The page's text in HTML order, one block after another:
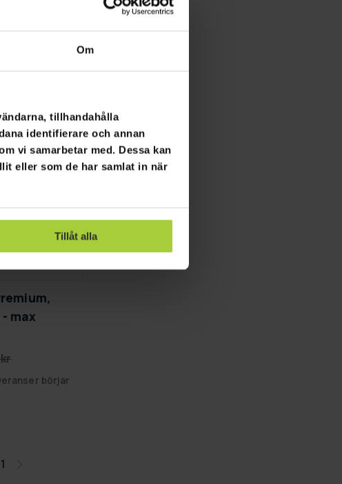
Om
tillhandahålla
identifierare och annan
vi samarbetar med. Dessa kan
eller som de har samlat in när
Tillåt alla
max
börjar